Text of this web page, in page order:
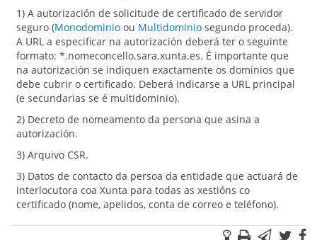
1) A autorización de solicitude de certificado de servidor
seguro (Monodominio ou Multidominiosegundo proceda).
A URL a especificar na autorización deberá ter o seguinte
formato: *.nomeconcello.sara.xunta.es. É importante que
na autorización se indiquen exactamente os dominios que
debe cubrir o certificado. Deberá indicarse a URL principal
(e secundarias se é multidominio).
2) Decreto de nomeamento da persona que asina a
autorización.
3) Arquivo CSR.
3) Datos de contacto da persoa da entidade que actuará de
interlocutora coa Xunta para todas as xestións co
certificado (nome, apelidos, conta de correo e teléfono).
Suxestións
Imprimir
Correo